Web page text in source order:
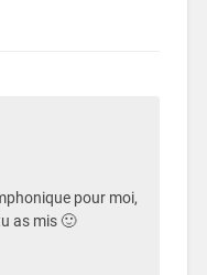
pour moi,
as mis 🙂